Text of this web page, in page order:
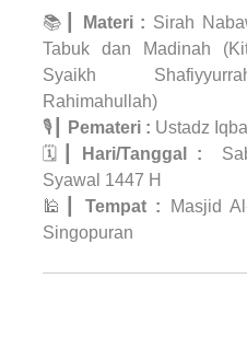
📚┃ Materi : Sirah
Tabuk dan Madinah
Syaikh
Rahimahullah)
🎙┃
Pemateri : Ustadz
🗓┃
Hari/Tanggal :
Syawal 1447 H
🕌┃
Tempat : Masjid
Singopuran